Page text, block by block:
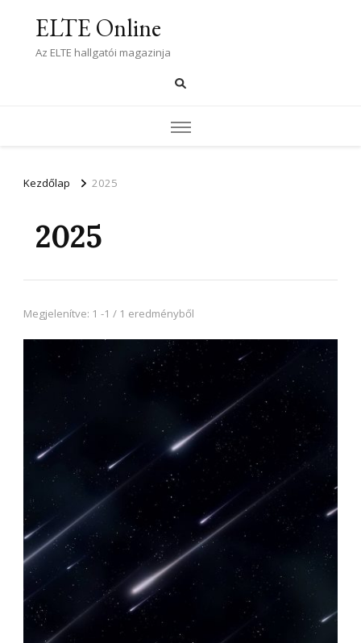
ELTE Online
Az ELTE hallgatói magazinja
Kezdőlap 2025
2025
Megjelenítve: 1 -1 / 1 eredményből